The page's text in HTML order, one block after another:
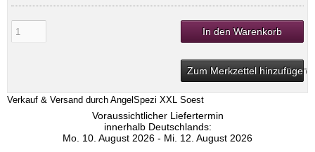
In den Warenkorb
Zum Merkzettel hinzufügen
Verkauf & Versand durch AngelSpezi XXL Soest
Voraussichtlicher Liefertermin
innerhalb Deutschlands:
Mo. 10. August 2026 - Mi. 12. August 2026